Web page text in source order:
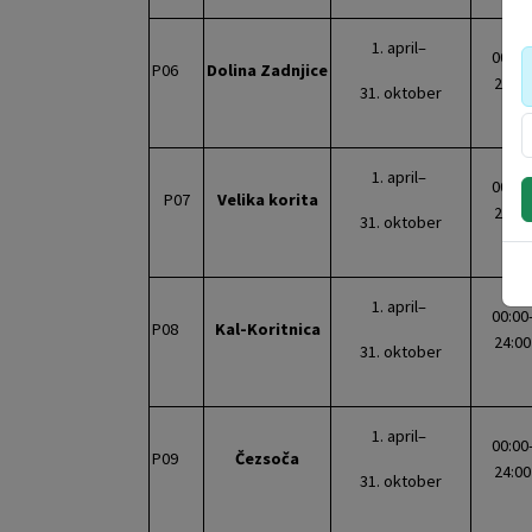
P06 Dolina Zadnjice
1. april–
31. oktober
00:00-
24:00
P07 Velika korita
1. april–
31. oktober
00:00-
24:00
P08 Kal-Koritnica
1. april–
31. oktober
00:00-
24:00
P09 Čezsoča
1. april–
31. oktober
00:00-
24:00